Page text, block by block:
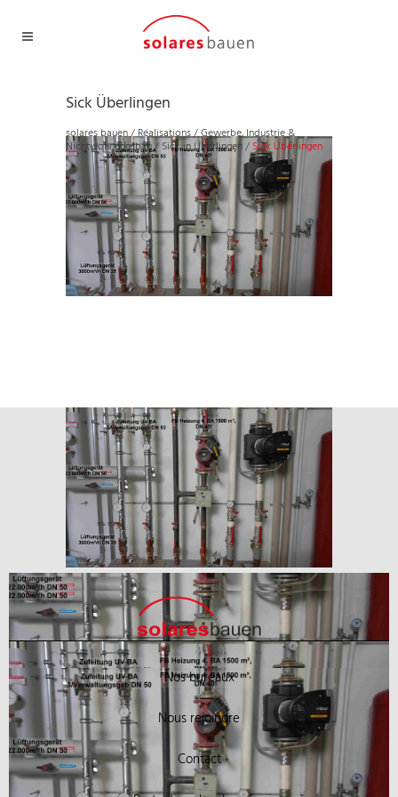
Sick Überlingen
solares bauen/Réalisations/Gewerbe, Industrie &
Nichtwohnungsbau/ Sick in Überlingen/ Sick Überlingen
Nos bureaux
Nous rejoindre
Contact